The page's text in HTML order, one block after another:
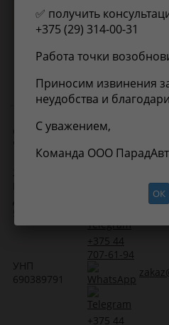
Нет информации о
+375 29
УНП
690389791
+375 44
707-61-94
+375 44
✅ получить
+375 (29) 314-00-31
Работа точки
Приносим извинения
неудобства и
С уважением,
Команда ООО
ОК